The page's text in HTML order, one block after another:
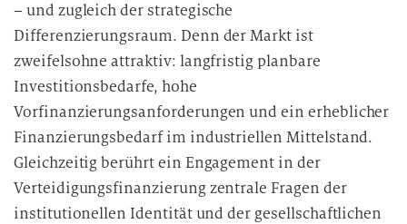
– und zugleich der strategische
Differenzierungsraum. Denn der Markt ist
zweifelsohne attraktiv: langfristig planbare
Investitionsbedarfe, hohe
Vorfinanzierungsanforderungen und ein erheblicher
Finanzierungsbedarf im industriellen Mittelstand.
Gleichzeitig berührt ein Engagement in der
Verteidigungsfinanzierung zentrale Fragen der
institutionellen Identität und der gesellschaftlichen